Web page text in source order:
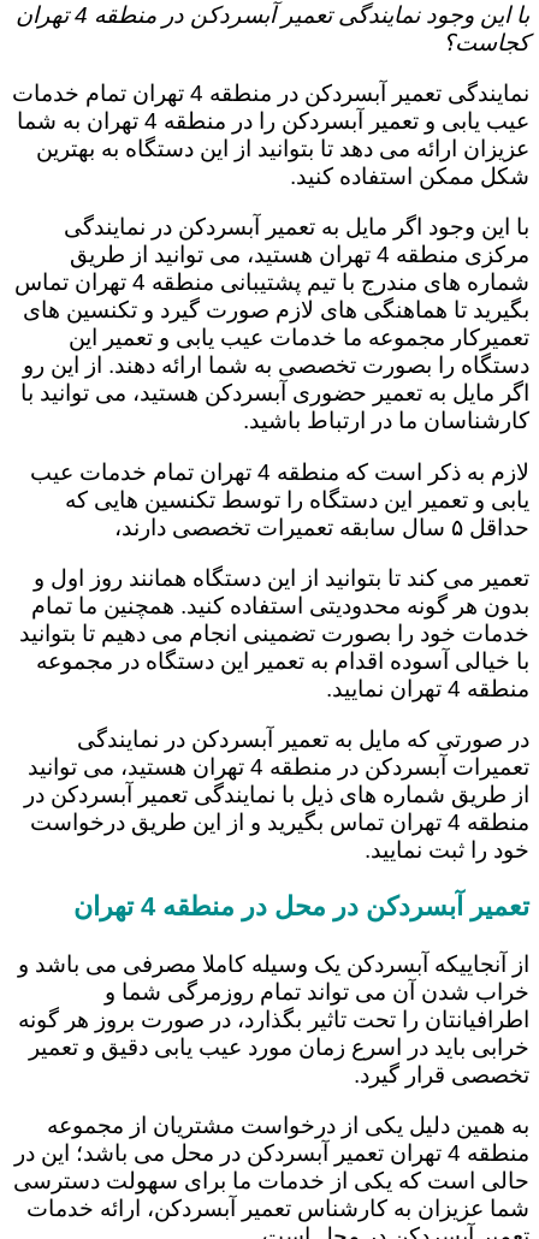
با این وجود نمایندگی تعمیر آبسردکن در منطقه 4 تهران
کجاست؟
نمایندگی تعمیر آبسردکن در منطقه 4 تهران تمام خدمات
عیب یابی و تعمیر آبسردکن را در منطقه 4 تهران به شما
عزیزان ارائه می دهد تا بتوانید از این دستگاه به بهترین
شکل ممکن استفاده کنید.
با این وجود اگر مایل به تعمیر آبسردکن در نمایندگی
مرکزی منطقه 4 تهران هستید، می توانید از طریق
شماره های مندرج با تیم پشتیبانی منطقه 4 تهران تماس
بگیرید تا هماهنگی های لازم صورت گیرد و تکنسین های
تعمیرکار مجموعه ما خدمات عیب یابی و تعمیر این
دستگاه را بصورت تخصصی به شما ارائه دهند. از این رو
اگر مایل به تعمیر حضوری آبسردکن هستید، می توانید با
کارشناسان ما در ارتباط باشید.
لازم به ذکر است که منطقه 4 تهران تمام خدمات عیب
یابی و تعمیر این دستگاه را توسط تکنسین هایی که
حداقل ۵ سال سابقه تعمیرات تخصصی دارند،
تعمیر می کند تا بتوانید از این دستگاه همانند روز اول و
بدون هر گونه محدودیتی استفاده کنید. همچنین ما تمام
خدمات خود را بصورت تضمینی انجام می دهیم تا بتوانید
با خیالی آسوده اقدام به تعمیر این دستگاه در مجموعه
منطقه 4 تهران نمایید.
در صورتی که مایل به تعمیر آبسردکن در نمایندگی
تعمیرات آبسردکن در منطقه 4 تهران هستید، می توانید
از طریق شماره های ذیل با نمایندگی تعمیر آبسردکن در
منطقه 4 تهران تماس بگیرید و از این طریق درخواست
خود را ثبت نمایید.
تعمیر آبسردکن در محل در منطقه 4 تهران
از آنجاییکه آبسردکن یک وسیله کاملا مصرفی می باشد و
خراب شدن آن می تواند تمام روزمرگی شما و
اطرافیانتان را تحت تاثیر بگذارد، در صورت بروز هر گونه
خرابی باید در اسرع زمان مورد عیب یابی دقیق و تعمیر
تخصصی قرار گیرد.
به همین دلیل یکی از درخواست مشتریان از مجموعه
منطقه 4 تهران تعمیر آبسردکن در محل می باشد؛ این در
حالی است که یکی از خدمات ما برای سهولت دسترسی
شما عزیزان به کارشناس تعمیر آبسردکن، ارائه خدمات